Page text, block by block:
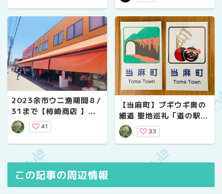
2023余市ウニ漁期間８/
31まで【柿崎商店 】品
揃えと量と価格が凄い！
41
【当麻町】ブギウギ奥の
細道 聖地巡礼「道の駅と
うま」＋おまけ情報
33
この記事の周辺情報